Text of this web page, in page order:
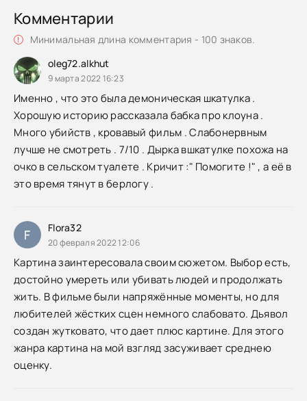
Комментарии
Минимальная длина комментария - 100 знаков.
oleg72.alkhut
9 марта 2022 16:23
Именно , что это была демоническая шкатулка .
Хорошую историю рассказала бабка про клоуна .
Много убийств , кровавый фильм . Слабонервным
лучше не смотреть . 7/10 . Дырка вшкатулке похожа на
очко в сельском туалете . Кричит :" Помогите !" , а её в
это время тянут в берлогу .
F Flora32
20 февраля 2022 12:06
Картина заинтересовала своим сюжетом. Выбор есть,
достойно умереть или убивать людей и продолжать
жить. В фильме были напряжённые моменты, но для
любителей жёстких сцен немного слабовато. Дьявол
создан жутковато, что дает плюс картине. Для этого
жанра картина на мой взгляд засуживает среднею
оценку.